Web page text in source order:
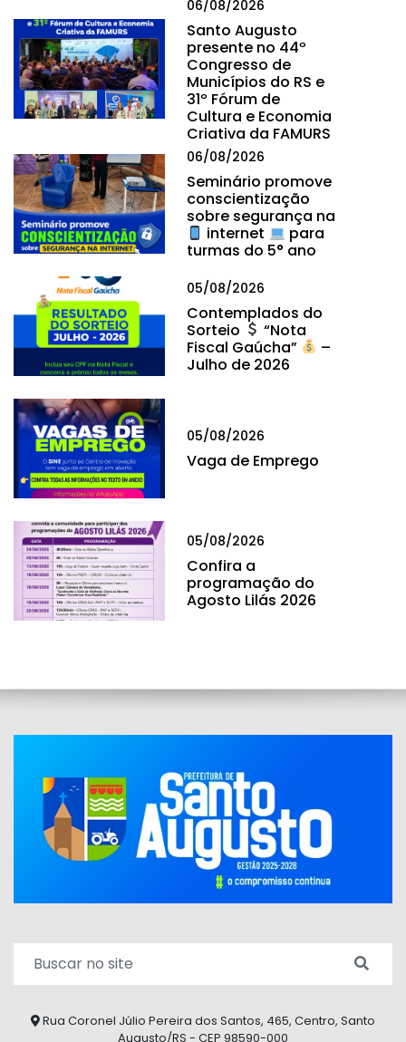
06/08/2026
Santo Augusto
presente no 44º
Congresso de
Municípios do RS e
31º Fórum de
Cultura e Economia
Criativa da FAMURS
06/08/2026
Seminário promove
conscientização
sobre segurança na
internet
para
turmas do 5° ano
05/08/2026
Contemplados do
Sorteio
“Nota
Fiscal Gaúcha”
–
Julho de 2026
05/08/2026
Vaga de Emprego
05/08/2026
Confira a
programação do
Agosto Lilás 2026
Rua Coronel Júlio Pereira dos Santos, 465, Centro, Santo
Augusto/RS - CEP 98590-000